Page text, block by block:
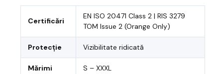
Certificări
EN ISO 20471 Class 2 | RIS 3279
TOM Issue 2 (Orange Only)
Protecție Vizibilitate ridicată
Mărimi S – XXXL